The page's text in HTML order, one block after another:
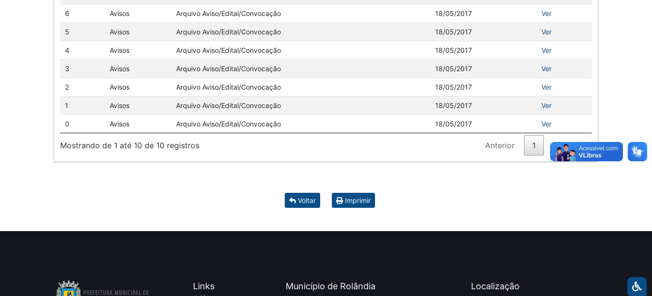
6 Avisos Arquivo Aviso/Edital/Convocação 18/05/2017 Ver
5 Avisos Arquivo Aviso/Edital/Convocação 18/05/2017 Ver
4 Avisos Arquivo Aviso/Edital/Convocação 18/05/2017 Ver
3 Avisos Arquivo Aviso/Edital/Convocação 18/05/2017 Ver
2 Avisos Arquivo Aviso/Edital/Convocação 18/05/2017 Ver
1 Avisos Arquivo Aviso/Edital/Convocação 18/05/2017 Ver
0 Avisos Arquivo Aviso/Edital/Convocação 18/05/2017 Ver
Mostrando de 1 até 10 de 10 registros Anterior 1 Próximo
Voltar Imprimir
Links Município de Rolândia Localização